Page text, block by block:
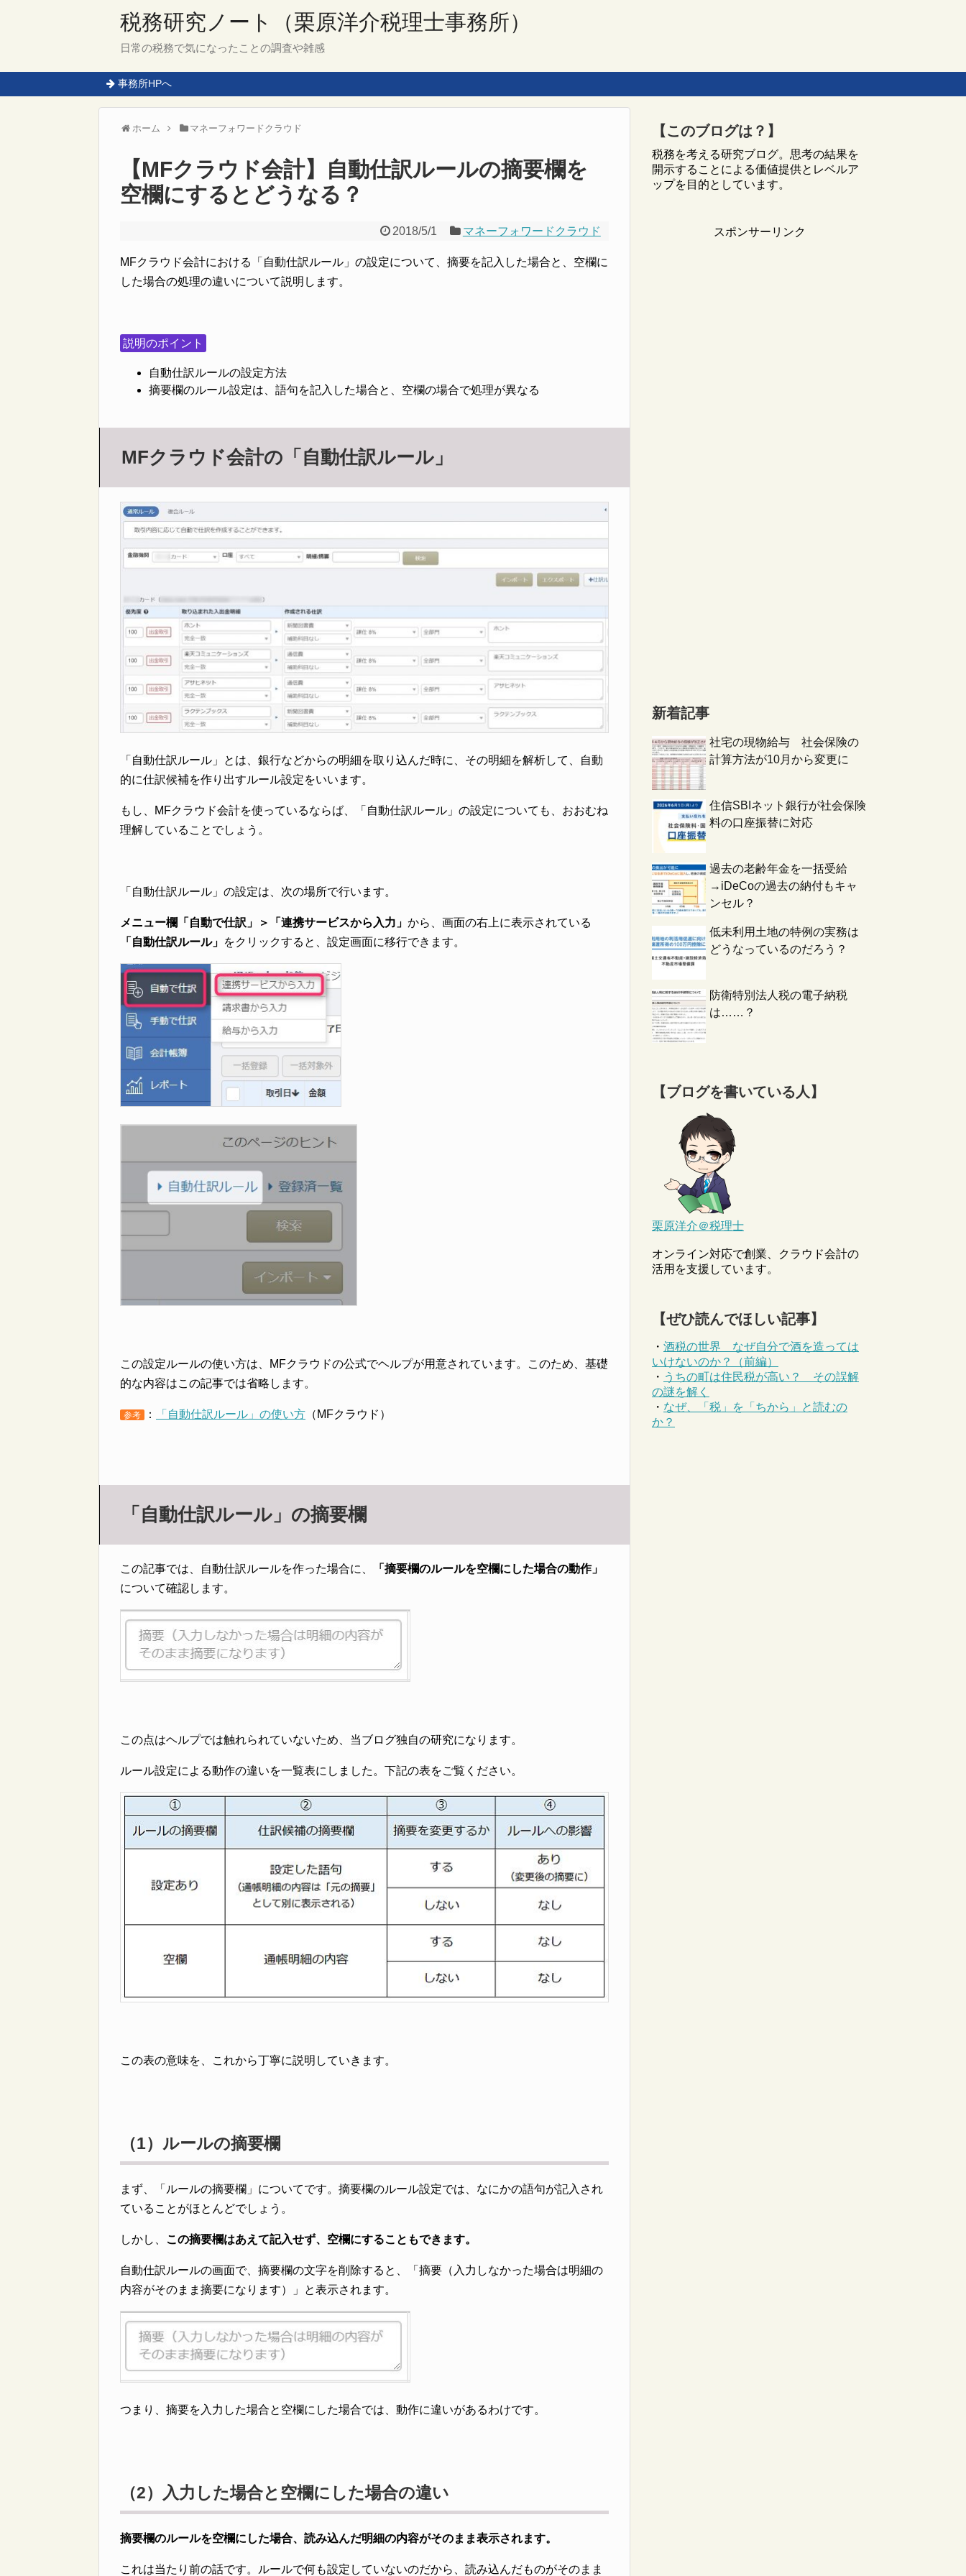
税務研究ノート（栗原洋介税理士事務所）
日常の税務で気になったことの調査や雑感
事務所HPへ
ホーム マネーフォワードクラウド
【MFクラウド会計】自動仕訳ルールの摘要欄を
空欄にするとどうなる？
2018/5/1 マネーフォワードクラウド
MFクラウド会計における「自動仕訳ルール」の設定について、摘要を記入した場合と、空欄に
した場合の処理の違いについて説明します。
説明のポイント
自動仕訳ルールの設定方法
摘要欄のルール設定は、語句を記入した場合と、空欄の場合で処理が異なる
MFクラウド会計の「自動仕訳ルール」
「自動仕訳ルール」とは、銀行などからの明細を取り込んだ時に、その明細を解析して、自動
的に仕訳候補を作り出すルール設定をいいます。
もし、MFクラウド会計を使っているならば、「自動仕訳ルール」の設定についても、おおむね
理解していることでしょう。
「自動仕訳ルール」の設定は、次の場所で行います。
メニュー欄「自動で仕訳」＞「連携サービスから入力」 から、画面の右上に表示されている
「自動仕訳ルール」 をクリックすると、設定画面に移行できます。
この設定ルールの使い方は、MFクラウドの公式でヘルプが用意されています。このため、基礎
的な内容はこの記事では省略します。
参考 ： 「自動仕訳ルール」の使い方 （MFクラウド）
「自動仕訳ルール」の摘要欄
この記事では、自動仕訳ルールを作った場合に、
「摘要欄のルールを空欄にした場合の動作」
について確認します。
この点はヘルプでは触れられていないため、当ブログ独自の研究になります。
ルール設定による動作の違いを一覧表にしました。下記の表をご覧ください。
この表の意味を、これから丁寧に説明していきます。
（1）ルールの摘要欄
まず、「ルールの摘要欄」についてです。摘要欄のルール設定では、なにかの語句が記入され
ていることがほとんどでしょう。
しかし、 この摘要欄はあえて記入せず、空欄にすることもできます。
自動仕訳ルールの画面で、摘要欄の文字を削除すると、「摘要（入力しなかった場合は明細の
内容がそのまま摘要になります）」と表示されます。
つまり、摘要を入力した場合と空欄にした場合では、動作に違いがあるわけです。
（2）入力した場合と空欄にした場合の違い
摘要欄のルールを空欄にした場合、読み込んだ明細の内容がそのまま表示されます。
これは当たり前の話です。ルールで何も設定していないのだから、読み込んだものがそのまま
【このブログは？】
税務を考える研究ブログ。思考の結果を
開示することによる価値提供とレベルア
ップを目的としています。
スポンサーリンク
新着記事
社宅の現物給与 社会保険の
計算方法が10月から変更に
住信SBIネット銀行が社会保険
料の口座振替に対応
過去の老齢年金を一括受給
→iDeCoの過去の納付もキャ
ンセル？
低未利用土地の特例の実務は
どうなっているのだろう？
防衛特別法人税の電子納税
は……？
【ブログを書いている人】
栗原洋介＠税理士
オンライン対応で創業、クラウド会計の
活用を支援しています。
【ぜひ読んでほしい記事】
・ 酒税の世界 なぜ自分で酒を造っては
いけないのか？（前編）
・ うちの町は住民税が高い？ その誤解
の謎を解く
・ なぜ、「税」を「ちから」と読むの
か？